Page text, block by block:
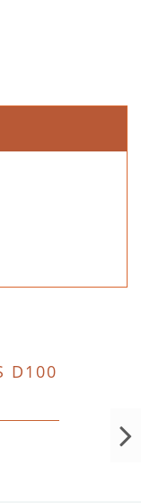
D100